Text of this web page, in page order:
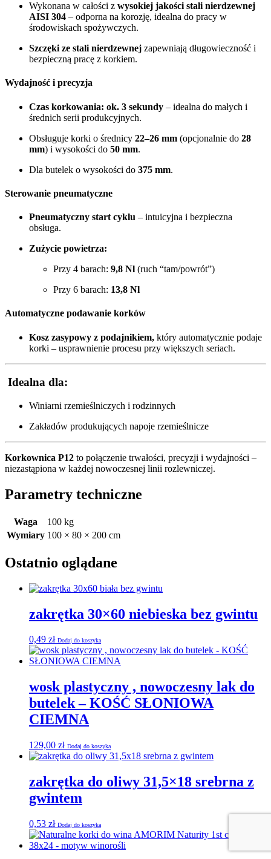
Wykonana w całości z wysokiej jakości stali nierdzewnej
AISI 304 – odporna na korozję, idealna do pracy w
środowiskach spożywczych.
Szczęki ze stali nierdzewnej zapewniają długowieczność i
bezpieczną pracę z korkiem.
Wydajność i precyzja
Czas korkowania: ok. 3 sekundy – idealna do małych i
średnich serii produkcyjnych.
Obsługuje korki o średnicy 22–26 mm (opcjonalnie do 28
mm) i wysokości do 50 mm.
Dla butelek o wysokości do 375 mm.
Sterowanie pneumatyczne
Pneumatyczny start cyklu – intuicyjna i bezpieczna
obsługa.
Zużycie powietrza:
Przy 4 barach: 9,8 Nl (ruch “tam/powrót”)
Przy 6 barach: 13,8 Nl
Automatyczne podawanie korków
Kosz zasypowy z podajnikiem, który automatycznie podaje
korki – usprawnienie procesu przy większych seriach.
Idealna dla:
Winiarni rzemieślniczych i rodzinnych
Zakładów produkujących napoje rzemieślnicze
Korkownica P12 to połączenie trwałości, precyzji i wydajności –
niezastąpiona w każdej nowoczesnej linii rozlewniczej.
Parametry techniczne
Waga
100 kg
Wymiary 100 × 80 × 200 cm
Ostatnio oglądane
zakrętka 30×60 niebieska bez gwintu
0,49 zł Dodaj do koszyka
wosk plastyczny , nowoczesny lak do
butelek – KOŚĆ SŁONIOWA
CIEMNA
129,00 zł Dodaj do koszyka
zakrętka do oliwy 31,5×18 srebrna z
gwintem
0,53 zł Dodaj do koszyka